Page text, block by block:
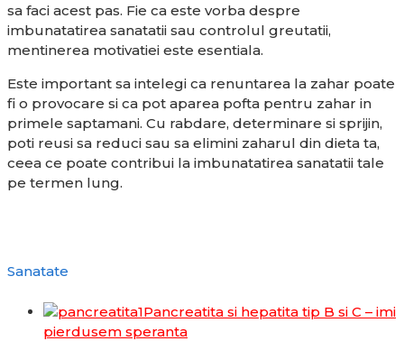
sa faci acest pas. Fie ca este vorba despre
imbunatatirea sanatatii sau controlul greutatii,
mentinerea motivatiei este esentiala.
Este important sa intelegi ca renuntarea la zahar poate
fi o provocare si ca pot aparea pofta pentru zahar in
primele saptamani. Cu rabdare, determinare si sprijin,
poti reusi sa reduci sau sa elimini zaharul din dieta ta,
ceea ce poate contribui la imbunatatirea sanatatii tale
pe termen lung.
Sanatate
Pancreatita si hepatita tip B si C – imi
pierdusem speranta